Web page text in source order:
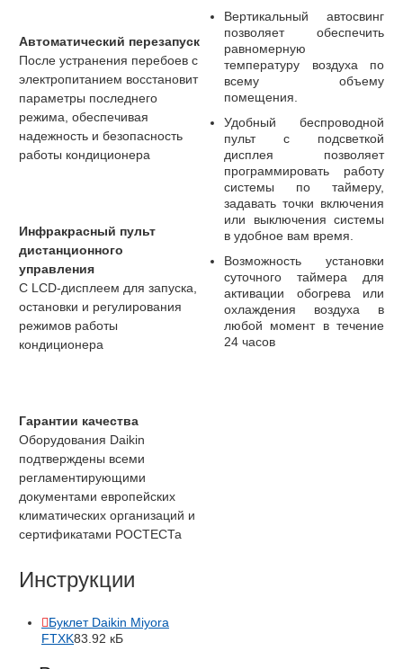
Автоматический перезапуск
После устранения перебоев с
электропитанием восстановит
параметры последнего
режима, обеспечивая
надежность и безопасность
работы кондиционера
Инфракрасный пульт
дистанционного
управления
С LCD-дисплеем для запуска,
остановки и регулирования
режимов работы
кондиционера
Гарантии качества
Оборудования Daikin
подтверждены всеми
регламентирующими
документами европейских
климатических организаций и
сертификатами РОСТЕСТа
Инструкции
Буклет Daikin Miyora
FTXK83.92 кБ
Вертикальный автосвинг
позволяет обеспечить
равномерную
температуру воздуха по
всему объему
помещения.
Удобный беспроводной
пульт с подсветкой
дисплея позволяет
программировать работу
системы по таймеру,
задавать точки включения
или выключения системы
в удобное вам время.
Возможность установки
суточного таймера для
активации обогрева или
охлаждения воздуха в
любой момент в течение
24 часов